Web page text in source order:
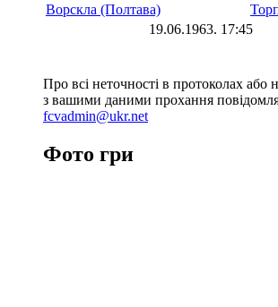
Ворскла (Полтава)
19.06.1963. 17:45
Про всі неточності в протоколах або
з вашими даними прохання
fcvadmin@ukr.net
Фото гри